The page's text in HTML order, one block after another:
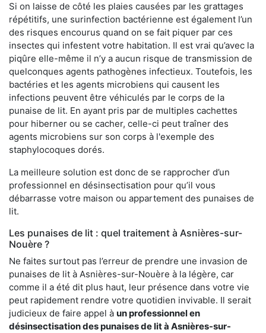
Si on laisse de côté les plaies causées par les grattages
répétitifs, une surinfection bactérienne est également l’un
des risques encourus quand on se fait piquer par ces
insectes qui infestent votre habitation. Il est vrai qu’avec la
piqûre elle-même il n’y a aucun risque de transmission de
quelconques agents pathogènes infectieux. Toutefois, les
bactéries et les agents microbiens qui causent les
infections peuvent être véhiculés par le corps de la
punaise de lit. En ayant pris par de multiples cachettes
pour hiberner ou se cacher, celle-ci peut traîner des
agents microbiens sur son corps à l'exemple des
staphylocoques dorés.
La meilleure solution est donc de se rapprocher d’un
professionnel en désinsectisation pour qu’il vous
débarrasse votre maison ou appartement des punaises de
lit.
Les punaises de lit : quel traitement à Asnières-sur-
Nouère ?
Ne faites surtout pas l’erreur de prendre une invasion de
punaises de lit à Asnières-sur-Nouère à la légère, car
comme il a été dit plus haut, leur présence dans votre vie
peut rapidement rendre votre quotidien invivable. Il serait
judicieux de faire appel à un professionnel en
désinsectisation des punaises de lit à Asnières-sur-